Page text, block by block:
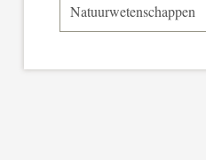
Natuurwetenschappen